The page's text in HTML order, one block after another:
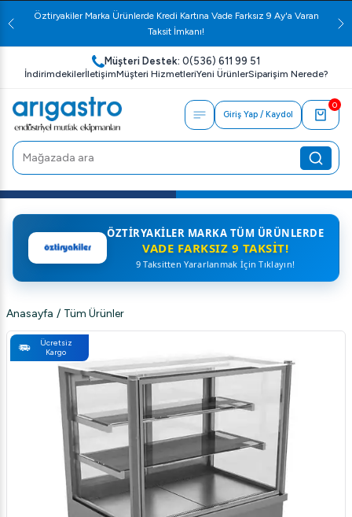
Öztiryakiler Marka Ürünlerde Kredi Kartına Vade Farksız 9 Ay'a Varan
Taksit İmkanı!
Müşteri Destek: 0(536) 611 99 51
İndirimdekilerİletişimMüşteri HizmetleriYeni ÜrünlerSiparişim Nerede?
Giriş Yap / Kaydol
0
ÖZTIRYAKILER MARKA TÜM ÜRÜNLERDE
VADE FARKSIZ 9 TAKSIT!
9 Taksitten Yararlanmak İçin Tıklayın!
Anasayfa / Tüm Ürünler
Ücretsiz
Kargo